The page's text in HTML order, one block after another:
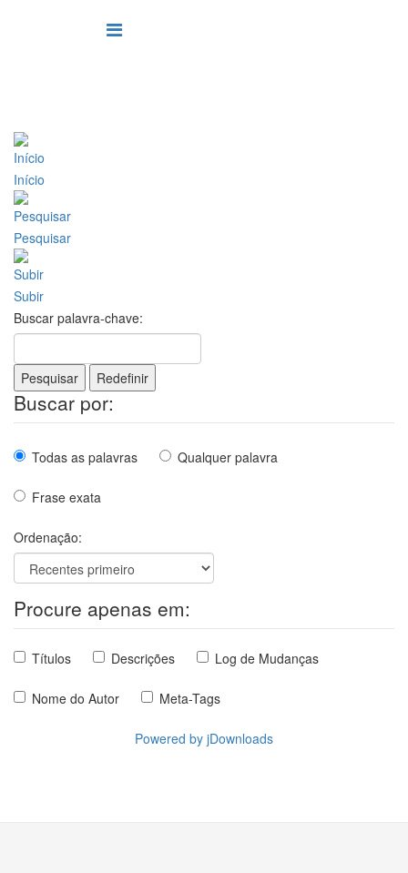
Início
Pesquisar
Subir
Buscar palavra-chave:
Pesquisar Redefinir
Buscar por:
Todas as palavras Qualquer palavra
Frase exata
Ordenação:
Procure apenas em:
Títulos Descrições Log de Mudanças
Nome do Autor Meta-Tags
Powered by jDownloads